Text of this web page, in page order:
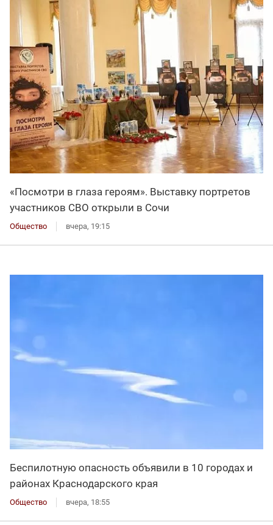
«Посмотри в глаза героям». Выставку портретов
участников СВО открыли в Сочи
Общество вчера, 19:15
Беспилотную опасность объявили в 10 городах и
районах Краснодарского края
Общество вчера, 18:55